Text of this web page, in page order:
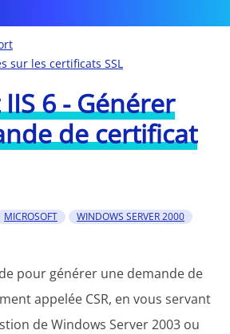
sur les certificats SSL
6 - Générer
de certificat
MICROSOFT WINDOWS SERVER 2000
pour générer une demande de
appelée CSR, en vous servant
de Windows Server 2003 ou